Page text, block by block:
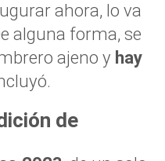
ahora, lo va
alguna forma, se
ajeno y hay
de